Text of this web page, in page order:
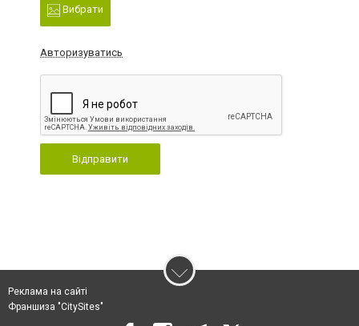
Вибрати
Авторизуватись
Відправити
Реклама на сайті
Франшиза "CitySites"